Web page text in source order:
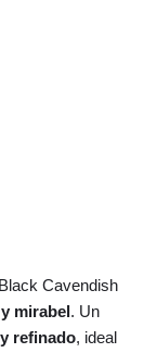
Cavendish
mirabel. Un
refinado, ideal